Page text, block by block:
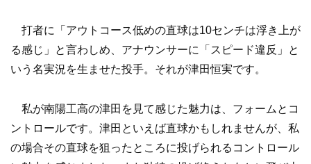
打者に「アウトコース低めの直球は10センチは浮き上が
る感じ」と言わしめ、アナウンサーに「スピード違反」と
いう名実況を生ませた投手。それが津田恒実です。
私が南陽工高の津田を見て感じた魅力は、フォームとコ
ントロールです。津田といえば直球かもしれませんが、私
の場合その直球を狙ったところに投げられるコントロール